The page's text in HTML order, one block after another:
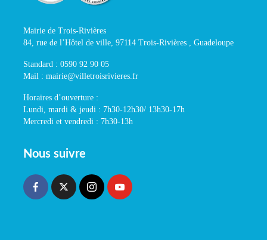
Mairie de Trois-Rivières
84, rue de l’Hôtel de ville, 97114 Trois-Rivières , Guadeloupe
Standard : 0590 92 90 05
Mail : mairie@villetroisrivieres.fr
Horaires d’ouverture :
Lundi, mardi & jeudi : 7h30-12h30/ 13h30-17h
Mercredi et vendredi : 7h30-13h
Nous suivre